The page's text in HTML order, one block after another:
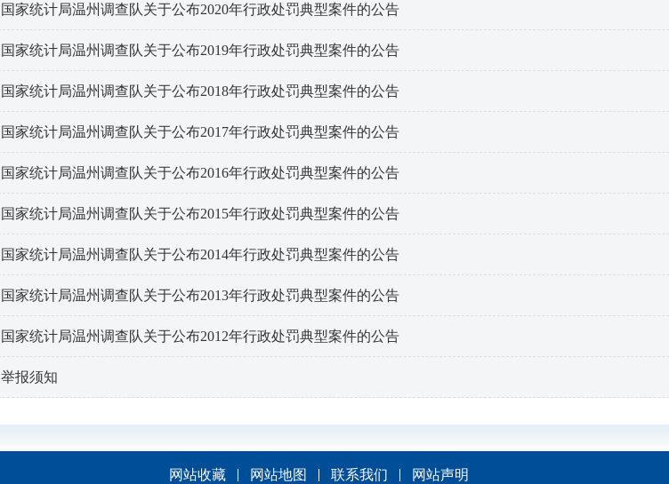
国家统计局温州调查队关于公布2020年行政处罚典型案件的公告
国家统计局温州调查队关于公布2019年行政处罚典型案件的公告
国家统计局温州调查队关于公布2018年行政处罚典型案件的公告
国家统计局温州调查队关于公布2017年行政处罚典型案件的公告
国家统计局温州调查队关于公布2016年行政处罚典型案件的公告
国家统计局温州调查队关于公布2015年行政处罚典型案件的公告
国家统计局温州调查队关于公布2014年行政处罚典型案件的公告
国家统计局温州调查队关于公布2013年行政处罚典型案件的公告
国家统计局温州调查队关于公布2012年行政处罚典型案件的公告
举报须知
网站收藏 网站地图 联系我们 网站声明